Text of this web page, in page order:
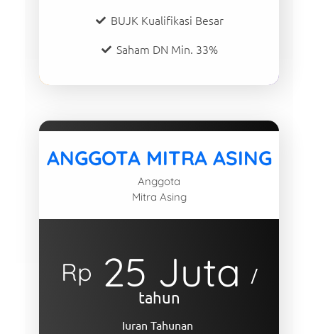
BUJK Kualifikasi Besar
Saham DN Min. 33%
ANGGOTA MITRA ASING
Anggota
Mitra Asing
Rp 25 Juta
/
tahun
Iuran Tahunan